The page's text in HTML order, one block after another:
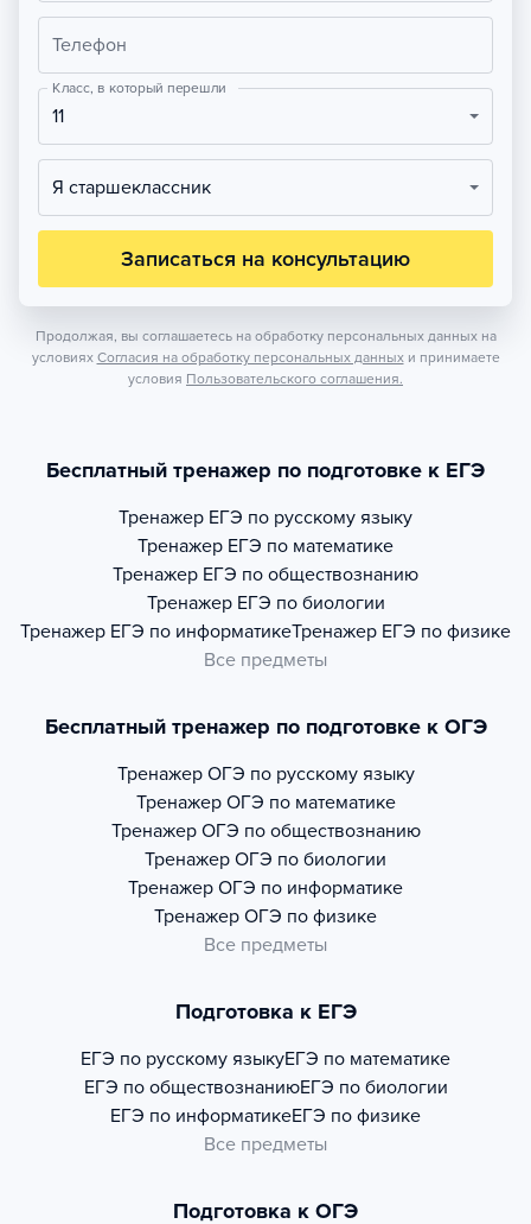
Телефон
Класс, в который перешли
11
Я старшеклассник
Записаться на консультацию
Продолжая, вы соглашаетесь на обработку персональных данных на
условиях Согласия на обработку персональных данных и принимаете
условия Пользовательского соглашения.
Бесплатный тренажер по подготовке к ЕГЭ
Тренажер ЕГЭ по русскому языку
Тренажер ЕГЭ по математике
Тренажер ЕГЭ по обществознанию
Тренажер ЕГЭ по биологии
Тренажер ЕГЭ по информатикеТренажер ЕГЭ по физике
Все предметы
Бесплатный тренажер по подготовке к ОГЭ
Тренажер ОГЭ по русскому языку
Тренажер ОГЭ по математике
Тренажер ОГЭ по обществознанию
Тренажер ОГЭ по биологии
Тренажер ОГЭ по информатике
Тренажер ОГЭ по физике
Все предметы
Подготовка к ЕГЭ
ЕГЭ по русскому языкуЕГЭ по математике
ЕГЭ по обществознаниюЕГЭ по биологии
ЕГЭ по информатикеЕГЭ по физике
Все предметы
Подготовка к ОГЭ